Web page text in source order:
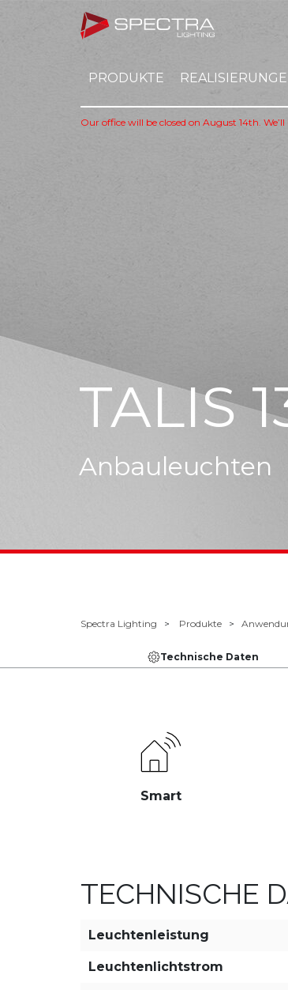
PRODUKTE
Our office will be closed on August 14th.
TALIS
Anbauleuchten
Spectra Lighting Produkte
Technische Daten
Smart
TECHNISCHE
Leuchtenleistung
Leuchtenlichtstrom